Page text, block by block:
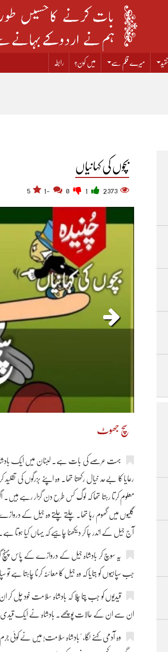
میرے قلم سے میں کون؟ رابطہ
بچوں کی کہانیاں
2373
-1
5
سچ جھوٹ
بہت عرصے کی بات ہے۔ لبنان میں ایک بادشاہ
رعایا کا بےحد خیال رکھتا تھا۔ وہ اپنے بزرگوں کی
معلوم کرتا رہتا تھا کہ لوگ کس طرح دن گزار رہے ہیں۔
گلیوں میں گھوم رہا تھا۔ چلتے چلتے وہ جیل کے
آج جیل کے اندر جا کر دیکھنا چاہیے کہ یہاں کیا ہوتا ہے۔
یہ سوچ کر بادشاہ جیل کے دروازے کے پاس پہنچ
جب سپاہیوں کو بتایا کہ وہ جیل کا معائنہ کرنا چاہتا ہے تو
قیدیوں کو جب پتا چلا کہ بادشاہ سلامت خود چل
ان سے ان کے حالات پوچھے۔ بادشاہ نے ایک قیدی
وہ آدمی کہنے لگا، "بادشاہ سلامت! میں نے کوئی